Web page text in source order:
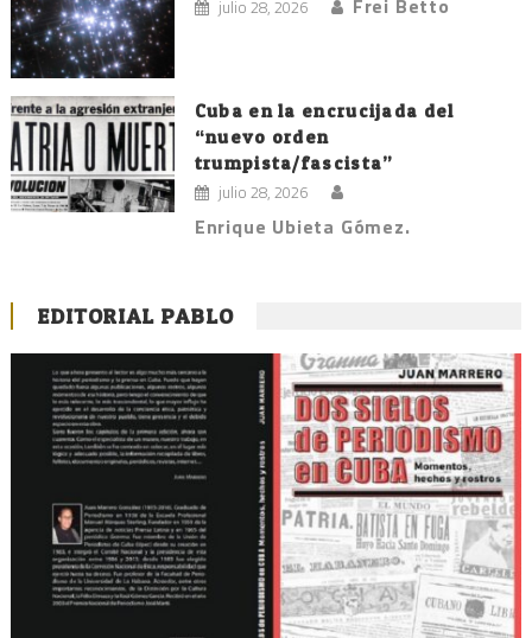
julio 28, 2026 Frei Betto
Cuba en la encrucijada del
“nuevo orden
trumpista/fascista”
julio 28, 2026
Enrique Ubieta Gómez.
EDITORIAL PABLO